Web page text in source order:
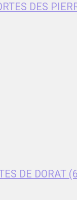
DES
DE DORAT